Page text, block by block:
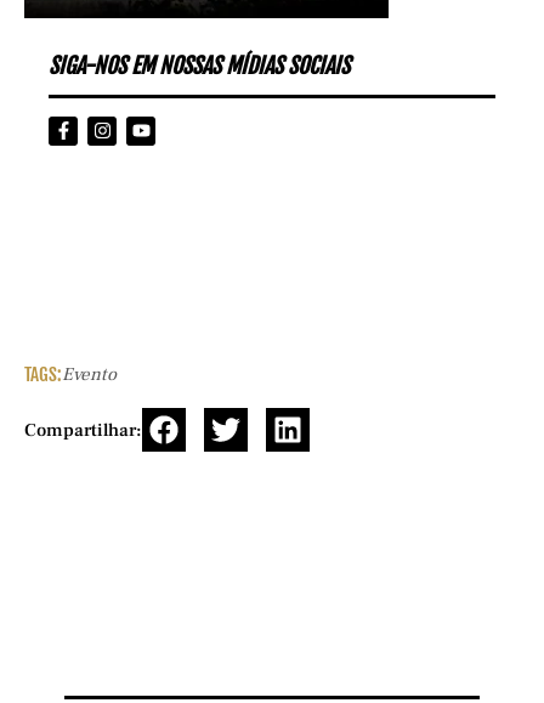
SIGA-NOS EM NOSSAS MÍDIAS SOCIAIS
TAGS:Evento
Compartilhar: